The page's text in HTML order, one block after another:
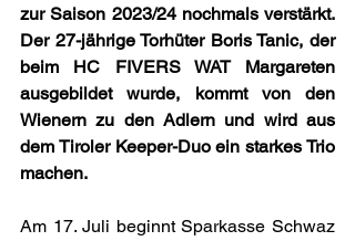
zur Saison 2023/24 nochmals verstärkt.
Der 27-jährige Torhüter Boris Tanic, der
beim HC FIVERS WAT Margareten
ausgebildet wurde, kommt von den
Wienern zu den Adlern und wird aus
dem Tiroler Keeper-Duo ein starkes Trio
machen.
Am 17. Juli beginnt Sparkasse Schwaz